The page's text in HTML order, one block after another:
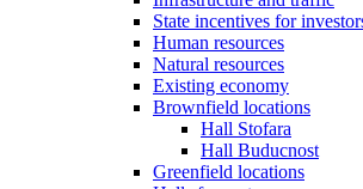
State incentives for
Human resources
Natural resources
Existing economy
Brownfield locations
Hall Stofara
Hall Buducnost
Greenfield locations